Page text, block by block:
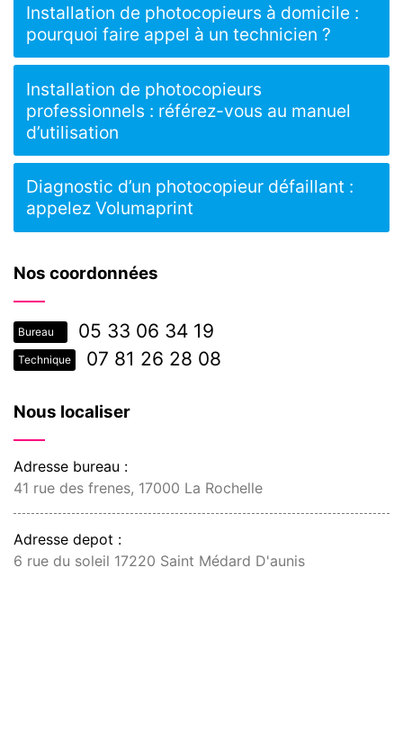
Nos coordonnées
Bureau 05 33 06 34 19
Technique 07 81 26 28 08
Nous localiser
Adresse bureau :
41 rue des frenes, 17000 La Rochelle
Adresse depot :
6 rue du soleil 17220 Saint Médard D'aunis
Installation de photocopieurs à domicile :
pourquoi faire appel à un technicien ?
Installation de photocopieurs
professionnels : référez-vous au manuel
d’utilisation
Diagnostic d’un photocopieur défaillant :
appelez Volumaprint